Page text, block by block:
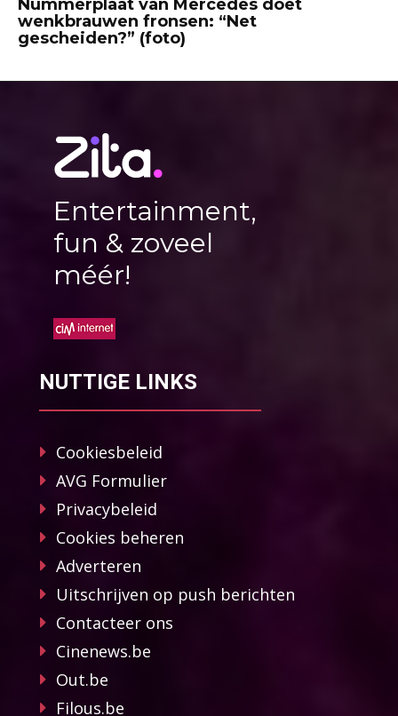
Nummerplaat van Mercedes doet
wenkbrauwen fronsen: “Net
gescheiden?” (foto)
Entertainment,
fun & zoveel
méér!
NUTTIGE LINKS
Cookiesbeleid
AVG Formulier
Privacybeleid
Cookies beheren
Adverteren
Uitschrijven op push berichten
Contacteer ons
Cinenews.be
Out.be
Filous.be